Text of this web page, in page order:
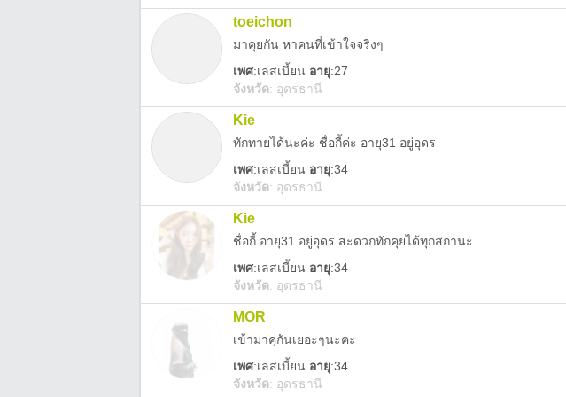
toeichon
มาคุยกัน หาคนที่เข้าใจจริงๆ
เพศ:เลสเบี้ยน อายุ:27
จังหวัด: อุดรธานี
Kie
ทักทายได้นะค่ะ ชื่อกี้ค่ะ อายุ31 อยู่อุดร
เพศ:เลสเบี้ยน อายุ:34
จังหวัด: อุดรธานี
Kie
ชื่อกี้ อายุ31 อยู่อุดร สะดวกทักคุยได้ทุกสถานะ
เพศ:เลสเบี้ยน อายุ:34
จังหวัด: อุดรธานี
MOR
เข้ามาคุกันเยอะๆนะคะ
เพศ:เลสเบี้ยน อายุ:34
จังหวัด: อุดรธานี